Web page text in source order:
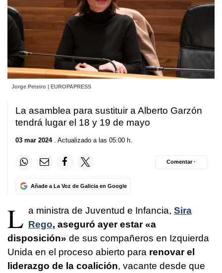
Jorge Peteiro | EUROPAPRESS
La asamblea para sustituir a Alberto Garzón
tendrá lugar el 18 y 19 de mayo
03 mar 2024. Actualizado a las 05:00 h.
Añade a La Voz de Galicia en Google
Comentar ·
L a ministra de Juventud e Infancia, Sira
Rego, aseguró ayer estar «a
disposición» de sus compañeros en Izquierda
Unida en el proceso abierto para renovar el
liderazgo de la coalición, vacante desde que